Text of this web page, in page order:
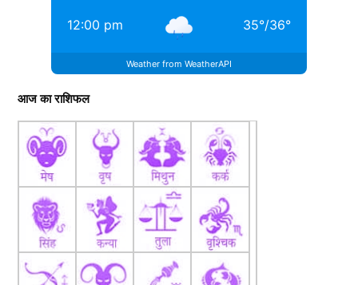
12:00 pm 35°/36°
Weather from WeatherAPI
आज का राशिफल